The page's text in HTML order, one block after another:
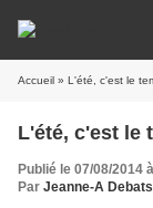
Accueil » L'été, c'est le
L'été, c'est le
Publié le 07/08/2014
Par Jeanne-A Debats